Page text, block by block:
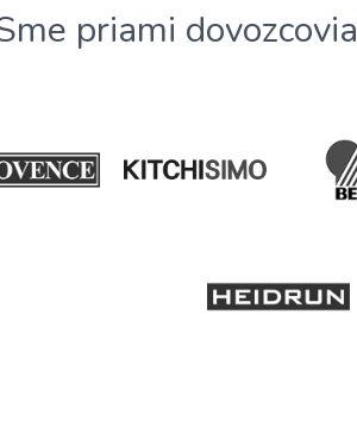
priami dovozcovia